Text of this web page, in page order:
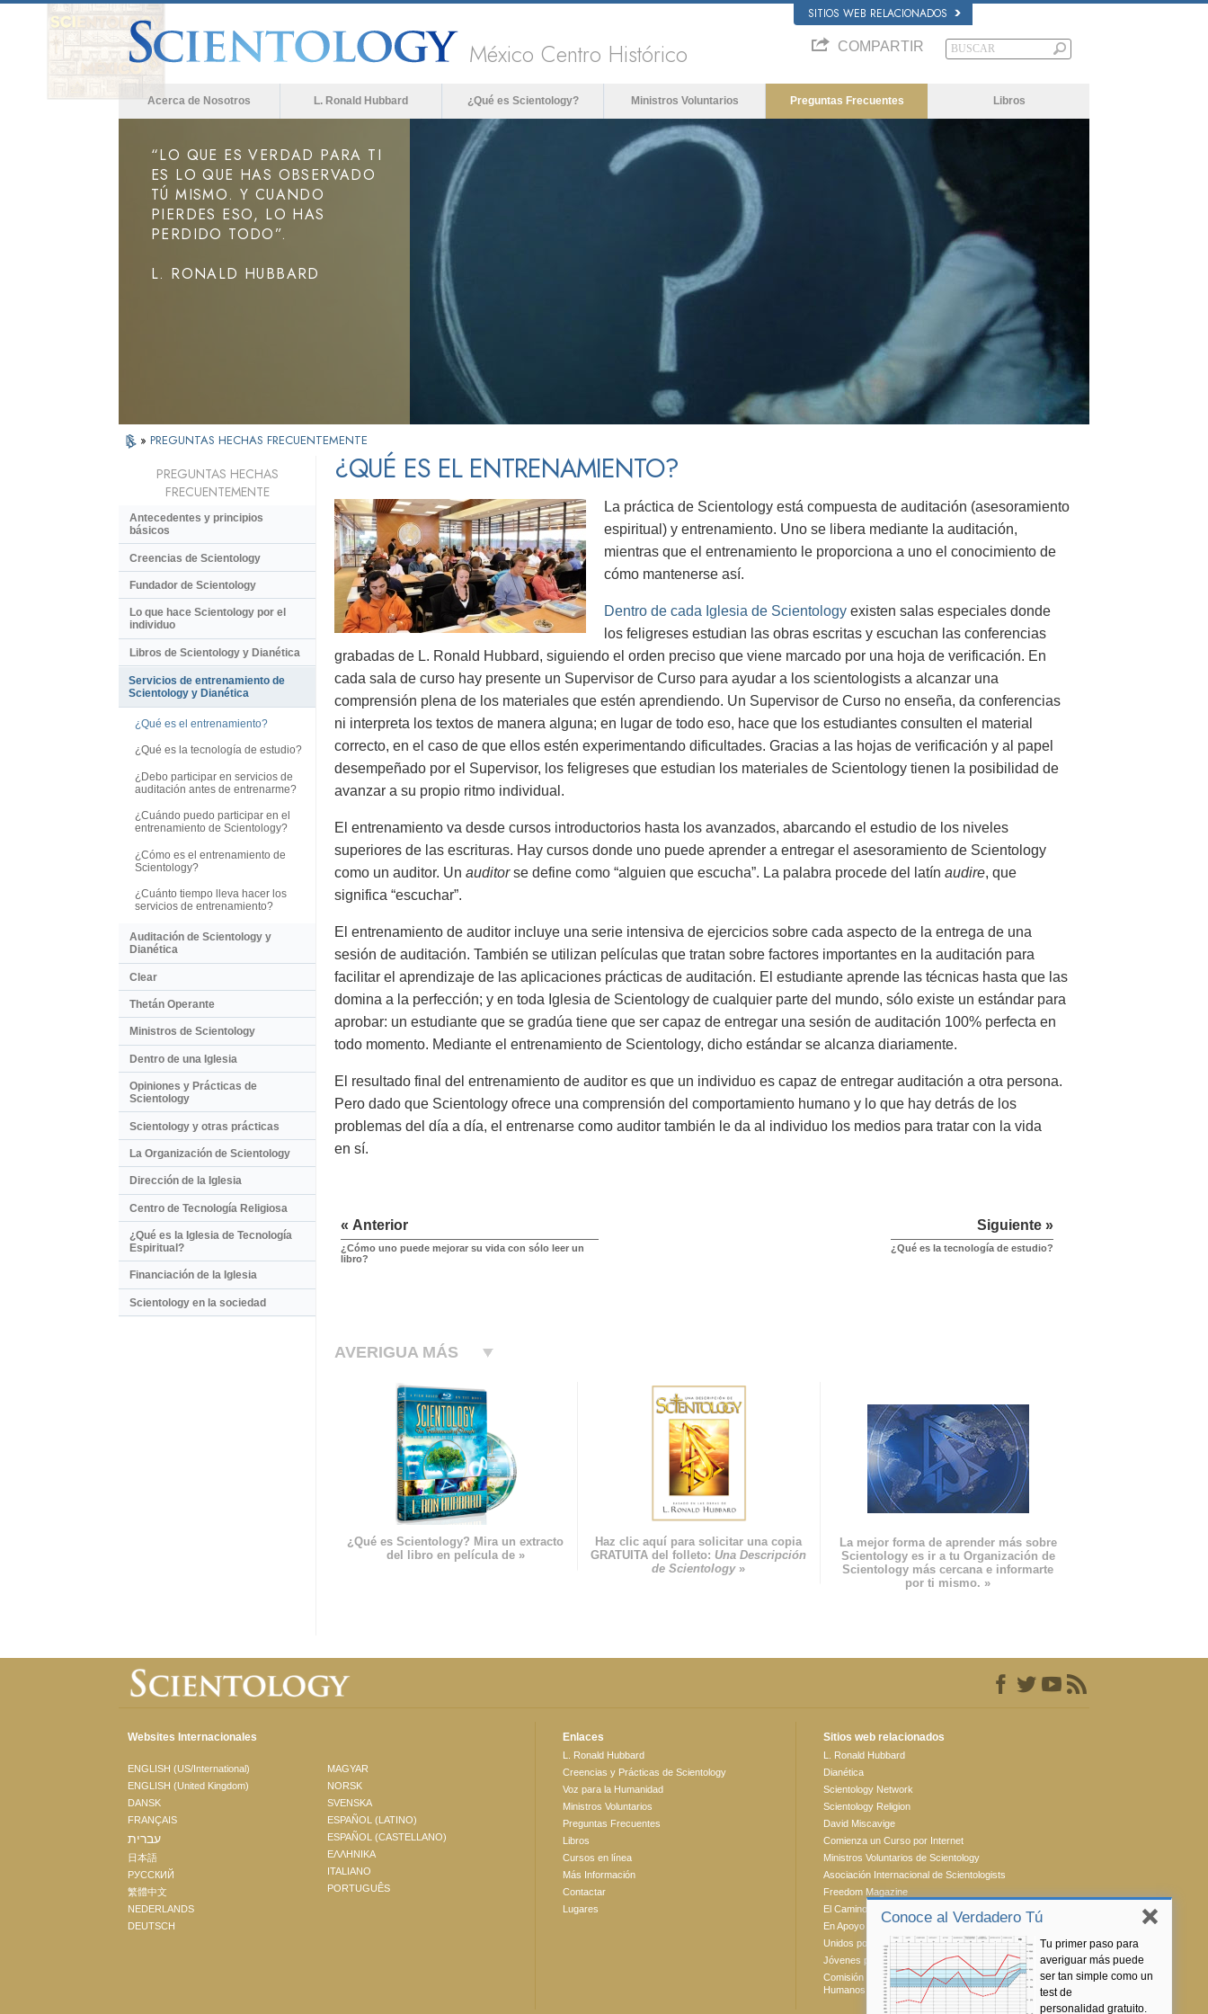
SITIOS WEB RELACIONADOS
México Centro Histórico COMPARTIR
Acerca de Nosotros L. Ronald Hubbard ¿Qué es Scientology? Ministros Voluntarios Preguntas Frecuentes Libros
“LO QUE ES VERDAD PARA TI
ES LO QUE HAS OBSERVADO
TÚ MISMO. Y CUANDO
PIERDES ESO, LO HAS
PERDIDO TODO”.
L. RONALD HUBBARD
» PREGUNTAS HECHAS FRECUENTEMENTE
¿QUÉ ES EL ENTRENAMIENTO?
La práctica de Scientology está compuesta de auditación (asesoramiento
espiritual) y entrenamiento. Uno se libera mediante la auditación,
mientras que el entrenamiento le proporciona a uno el conocimiento de
cómo mantenerse así.
Dentro de cada Iglesia de Scientology existen salas especiales donde
los feligreses estudian las obras escritas y escuchan las conferencias
grabadas de L. Ronald Hubbard, siguiendo el orden preciso que viene marcado por una hoja de verificación. En
cada sala de curso hay presente un Supervisor de Curso para ayudar a los scientologists a alcanzar una
comprensión plena de los materiales que estén aprendiendo. Un Supervisor de Curso no enseña, da conferencias
ni interpreta los textos de manera alguna; en lugar de todo eso, hace que los estudiantes consulten el material
correcto, en el caso de que ellos estén experimentando dificultades. Gracias a las hojas de verificación y al papel
desempeñado por el Supervisor, los feligreses que estudian los materiales de Scientology tienen la posibilidad de
avanzar a su propio ritmo individual.
El entrenamiento va desde cursos introductorios hasta los avanzados, abarcando el estudio de los niveles
superiores de las escrituras. Hay cursos donde uno puede aprender a entregar el asesoramiento de Scientology
como un auditor. Un auditorse define como “alguien que escucha”. La palabra procede del latín audire, que
significa “escuchar”.
El entrenamiento de auditor incluye una serie intensiva de ejercicios sobre cada aspecto de la entrega de una
sesión de auditación. También se utilizan películas que tratan sobre factores importantes en la auditación para
facilitar el aprendizaje de las aplicaciones prácticas de auditación. El estudiante aprende las técnicas hasta que las
domina a la perfección; y en toda Iglesia de Scientology de cualquier parte del mundo, sólo existe un estándar para
aprobar: un estudiante que se gradúa tiene que ser capaz de entregar una sesión de auditación 100% perfecta en
todo momento. Mediante el entrenamiento de Scientology, dicho estándar se alcanza diariamente.
El resultado final del entrenamiento de auditor es que un individuo es capaz de entregar auditación a otra persona.
Pero dado que Scientology ofrece una comprensión del comportamiento humano y lo que hay detrás de los
problemas del día a día, el entrenarse como auditor también le da al individuo los medios para tratar con la vida
en sí.
« Anterior
¿Cómo uno puede mejorar su vida con sólo leer un
libro?
Siguiente »
¿Qué es la tecnología de estudio?
AVERIGUA MÁS
¿Qué es Scientology? Mira un extracto
del libro en película de »
Haz clic aquí para solicitar una copia
GRATUITA del folleto: Una Descripción
de Scientology»
La mejor forma de aprender más sobre
Scientology es ir a tu Organización de
Scientology más cercana e informarte
por ti mismo. »
PREGUNTAS HECHAS
FRECUENTEMENTE
Antecedentes y principios
básicos
Creencias de Scientology
Fundador de Scientology
Lo que hace Scientology por el
individuo
Libros de Scientology y Dianética
Servicios de entrenamiento de
Scientology y Dianética
¿Qué es el entrenamiento?
¿Qué es la tecnología de estudio?
¿Debo participar en servicios de
auditación antes de entrenarme?
¿Cuándo puedo participar en el
entrenamiento de Scientology?
¿Cómo es el entrenamiento de
Scientology?
¿Cuánto tiempo lleva hacer los
servicios de entrenamiento?
Auditación de Scientology y
Dianética
Clear
Thetán Operante
Ministros de Scientology
Dentro de una Iglesia
Opiniones y Prácticas de
Scientology
Scientology y otras prácticas
La Organización de Scientology
Dirección de la Iglesia
Centro de Tecnología Religiosa
¿Qué es la Iglesia de Tecnología
Espiritual?
Financiación de la Iglesia
Scientology en la sociedad
Conoce al Verdadero Tú
Tu primer paso para
averiguar más puede
ser tan simple como un
test de
personalidad gratuito.
Websites Internacionales
ENGLISH (US/International)
ENGLISH (United Kingdom)
DANSK
FRANÇAIS
עברית
日本語
РУССКИЙ
繁體中文
NEDERLANDS
DEUTSCH
MAGYAR
NORSK
SVENSKA
ESPAÑOL (LATINO)
ESPAÑOL (CASTELLANO)
ΕΛΛΗΝΙΚA
ITALIANO
PORTUGUÊS
Enlaces
L. Ronald Hubbard
Creencias y Prácticas de Scientology
Voz para la Humanidad
Ministros Voluntarios
Preguntas Frecuentes
Libros
Cursos en línea
Más Información
Contactar
Lugares
Sitios web relacionados
L. Ronald Hubbard
Dianética
Scientology Network
Scientology Religion
David Miscavige
Comienza un Curso por Internet
Ministros Voluntarios de Scientology
Asociación Internacional de Scientologists
Freedom Magazine
El Camino a la Felicidad
En Apoyo de Un Mundo Sin Drogas
Unidos por los Derechos Humanos
Jóvenes por los Derechos Humanos
Comisión de Ciudadanos por los Derechos
Humanos